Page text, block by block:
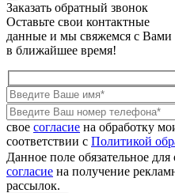
Заказать обратный звонок
Оставьте свои контактные
данные и мы свяжемся с Вами
в ближайшее время!
свое согласие на обработку
соответствии с Политикой
Данное поле обязательное для
согласие на получение
рассылок.